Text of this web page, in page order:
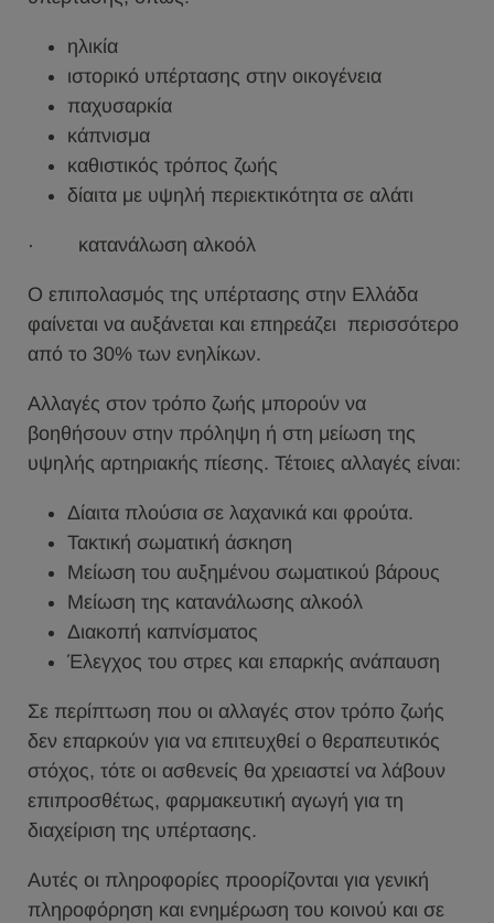
ηλικία
ιστορικό υπέρτασης στην οικογένεια
παχυσαρκία
κάπνισμα
καθιστικός τρόπος ζωής
δίαιτα με υψηλή περιεκτικότητα σε αλάτι
· κατανάλωση αλκοόλ
Ο επιπολασμός της υπέρτασης στην Ελλάδα
φαίνεται να αυξάνεται και επηρεάζει περισσότερο
από το 30% των ενηλίκων.
Αλλαγές στον τρόπο ζωής μπορούν να
βοηθήσουν στην πρόληψη ή στη μείωση της
υψηλής αρτηριακής πίεσης. Τέτοιες αλλαγές είναι:
Δίαιτα πλούσια σε λαχανικά και φρούτα.
Τακτική σωματική άσκηση
Μείωση του αυξημένου σωματικού βάρους
Μείωση της κατανάλωσης αλκοόλ
Διακοπή καπνίσματος
Έλεγχος του στρες και επαρκής ανάπαυση
Σε περίπτωση που οι αλλαγές στον τρόπο ζωής
δεν επαρκούν για να επιτευχθεί ο θεραπευτικός
στόχος, τότε οι ασθενείς θα χρειαστεί να λάβουν
επιπροσθέτως, φαρμακευτική αγωγή για τη
διαχείριση της υπέρτασης.
Αυτές οι πληροφορίες προορίζονται για γενική
πληροφόρηση και ενημέρωση του κοινού και σε